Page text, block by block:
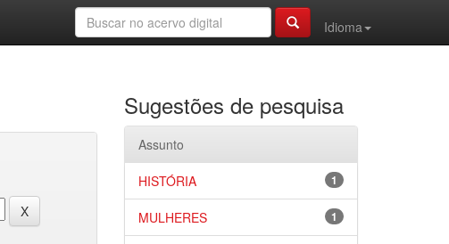
Idioma
Sugestões de pesquisa
Assunto
1
HISTÓRIA
1
MULHERES